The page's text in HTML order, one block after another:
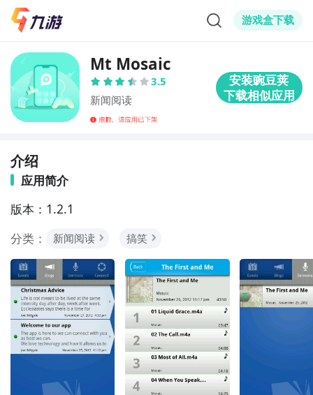
游戏盒下载
Mt Mosaic
3.5
新闻阅读
介绍
应用简介
版本：1.2.1
分类：
新闻阅读 搞笑